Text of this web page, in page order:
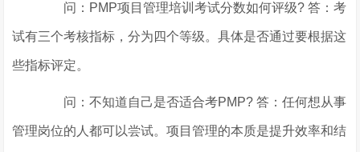
问：PMP项目管理培训考试分数如何评级? 答：考
试有三个考核指标，分为四个等级。具体是否通过要根据这
些指标评定。
问：不知道自己是否适合考PMP? 答：任何想从事
管理岗位的人都可以尝试。项目管理的本质是提升效率和结